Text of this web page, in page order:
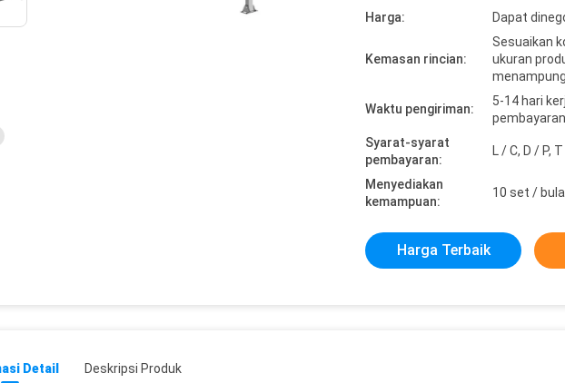
Harga:
Dapat
Kemasan rincian:
Sesuaikan
ukuran
Waktu pengiriman:
5-14 hari
Syarat-syarat
pembayaran:
L / C, D / P,
Menyediakan
kemampuan:
10 set /
Harga Terbaik
Detail Deskripsi Produk